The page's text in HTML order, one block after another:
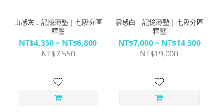
山感灰．記憶薄墊｜七段分區
釋壓
NT$4,350 ~ NT$6,800
NT$7,550
雲感白．記憶薄墊｜七段分區
釋壓
NT$7,000 ~ NT$14,300
NT$19,000